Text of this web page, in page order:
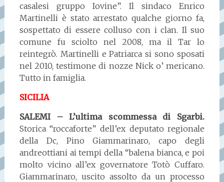
casalesi gruppo Iovine”. Il sindaco Enrico
Martinelli è stato arrestato qualche giorno fa,
sospettato di essere colluso con i clan. Il suo
comune fu sciolto nel 2008, ma il Tar lo
reintegrò. Martinelli e Patriarca si sono sposati
nel 2010, testimone di nozze Nick o’ mericano.
Tutto in famiglia.
SICILIA
SALEMI – L’ultima scommessa di Sgarbi.
Storica “roccaforte” dell’ex deputato regionale
della Dc, Pino Giammarinaro, capo degli
andreottiani ai tempi della “balena bianca, e poi
molto vicino all’ex governatore Totò Cuffaro.
Giammarinaro, uscito assolto da un processo